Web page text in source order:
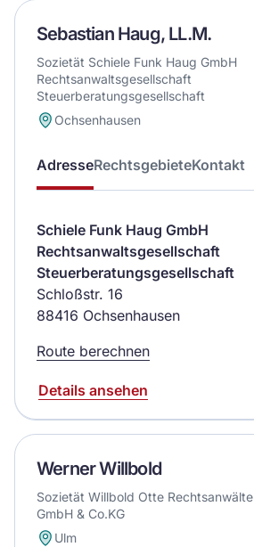
Sebastian Haug, LL.M.
Sozietät Schiele Funk Haug GmbH
Rechtsanwaltsgesellschaft
Steuerberatungsgesellschaft
Ochsenhausen
AdresseRechtsgebieteKontakt
Schiele Funk Haug GmbH
Rechtsanwaltsgesellschaft
Steuerberatungsgesellschaft
Schloßstr. 16
88416 Ochsenhausen
Route berechnen
Details ansehen
Werner Willbold
Sozietät Willbold Otte Rechtsanwälte
GmbH & Co.KG
Ulm